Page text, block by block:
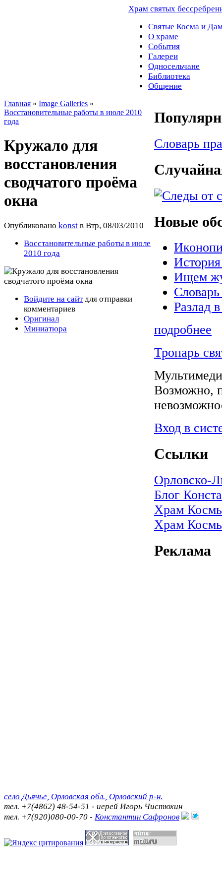
Храм святых
Святые Косма и
О храме
События
Галереи
Односельчане
Библиотека
Общение
Главная » Image Galleries »
Восстановительные работы в июле 2010
года
Кружало для
восстановления
сводчатого проёма
окна
Опубликовано konst в Втр, 08/03/2010
Восстановительные работы в июле
2010 года
Войдите на сайтдля отправки
комментариев
Оригинал
Миниатюра
Словарь
Новые
Ищем
Разлад
подробнее
Тропарь
Возможно,
Вход в
Ссылки
Орловско-
Блог
Храм
Храм
Реклама
село Дьячье, Орловская обл., Орловский р-н.
тел. +7(4862) 48-54-51 - иерей Игорь Чистюхин
тел. +7(920)080-00-70 - Константин Сафронов